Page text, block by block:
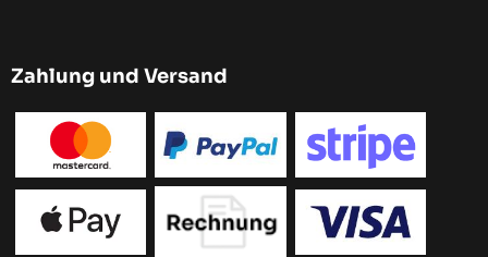
Zahlung und Versand